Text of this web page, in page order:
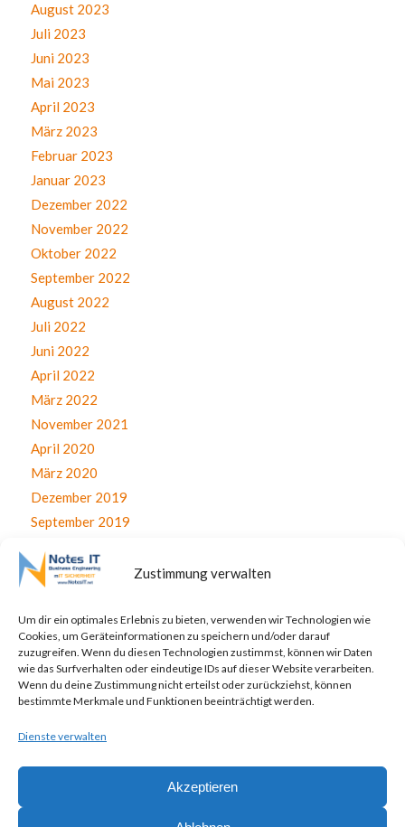
Zustimmung verwalten
Um dir ein optimales Erlebnis zu bieten, verwenden wir Technologien wie
Cookies, um Geräteinformationen zu speichern und/oder darauf
zuzugreifen. Wenn du diesen Technologien zustimmst, können wir Daten
wie das Surfverhalten oder eindeutige IDs auf dieser Website verarbeiten.
Wenn du deine Zustimmung nicht erteilst oder zurückziehst, können
bestimmte Merkmale und Funktionen beeinträchtigt werden.
Dienste verwalten
Akzeptieren
August 2023
Juli 2023
Juni 2023
Mai 2023
April 2023
März 2023
Februar 2023
Januar 2023
Dezember 2022
November 2022
Oktober 2022
September 2022
August 2022
Juli 2022
Juni 2022
April 2022
März 2022
November 2021
April 2020
März 2020
Dezember 2019
September 2019
Juli 2019
April 2019
November 2017
Oktober 2017
September 2017
Juli 2017